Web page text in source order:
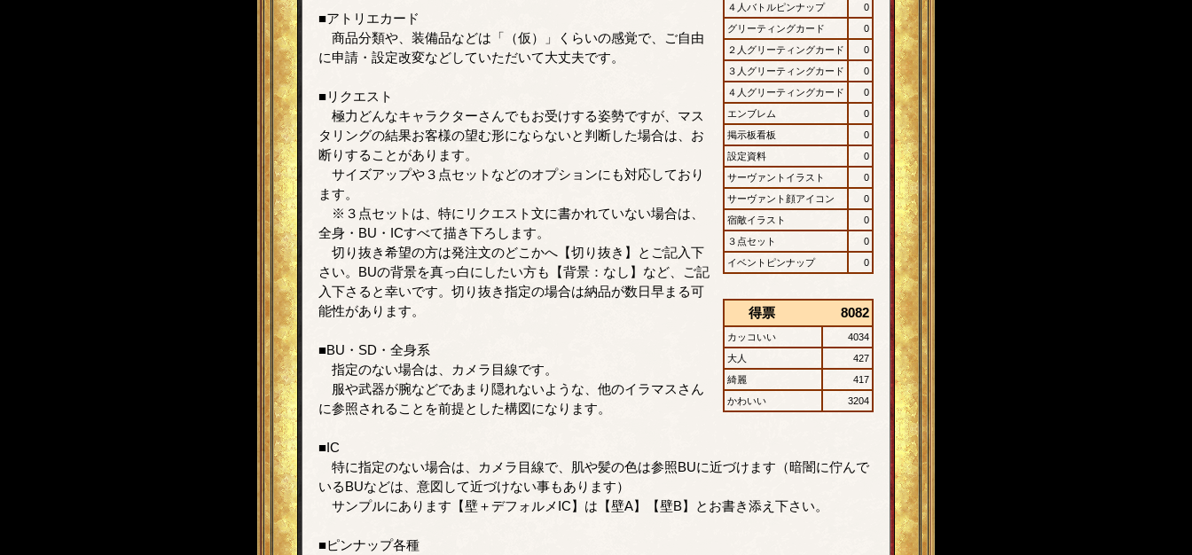
４人バトルピンナップ
0
グリーティングカード
0
２人グリーティングカード
0
３人グリーティングカード
0
４人グリーティングカード
0
エンブレム
0
掲示板看板
0
設定資料
0
サーヴァントイラスト
0
サーヴァント顔アイコン
0
宿敵イラスト
0
３点セット
0
イベントピンナップ
0
得票 8082
カッコいい
4034
大人
427
綺麗
417
かわいい
3204
■アトリエカード
商品分類や、装備品などは「（仮）」くらいの感覚で、ご自由
に申請・設定改変などしていただいて大丈夫です。
■リクエスト
極力どんなキャラクターさんでもお受けする姿勢ですが、マス
タリングの結果お客様の望む形にならないと判断した場合は、お
断りすることがあります。
サイズアップや３点セットなどのオプションにも対応しており
ます。
※３点セットは、特にリクエスト文に書かれていない場合は、
全身・BU・ICすべて描き下ろします。
切り抜き希望の方は発注文のどこかへ【切り抜き】とご記入下
さい。BUの背景を真っ白にしたい方も【背景：なし】など、ご記
入下さると幸いです。切り抜き指定の場合は納品が数日早まる可
能性があります。
■BU・SD・全身系
指定のない場合は、カメラ目線です。
服や武器が腕などであまり隠れないような、他のイラマスさん
に参照されることを前提とした構図になります。
■IC
特に指定のない場合は、カメラ目線で、肌や髪の色は参照BUに近づけます（暗闇に佇んで
いるBUなどは、意図して近づけない事もあります）
サンプルにあります【壁＋デフォルメIC】は【壁A】【壁B】とお書き添え下さい。
■ピンナップ各種